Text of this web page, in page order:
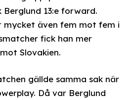
13:e forward.
även fem mot fem i
fick han mer
Slovakien.
gällde samma sak när
Då var Berglund